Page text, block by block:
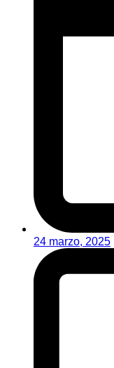
24 marzo, 2025